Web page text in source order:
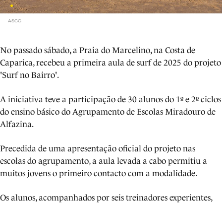
ASCC
No passado sábado, a Praia do Marcelino, na Costa de
Caparica, recebeu a primeira aula de surf de 2025 do projeto
'Surf no Bairro'.
A iniciativa teve a participação de 30 alunos do 1º e 2º ciclos
do ensino básico do Agrupamento de Escolas Miradouro de
Alfazina.
Precedida de uma apresentação oficial do projeto nas
escolas do agrupamento, a aula levada a cabo permitiu a
muitos jovens o primeiro contacto com a modalidade.
Os alunos, acompanhados por seis treinadores experientes,